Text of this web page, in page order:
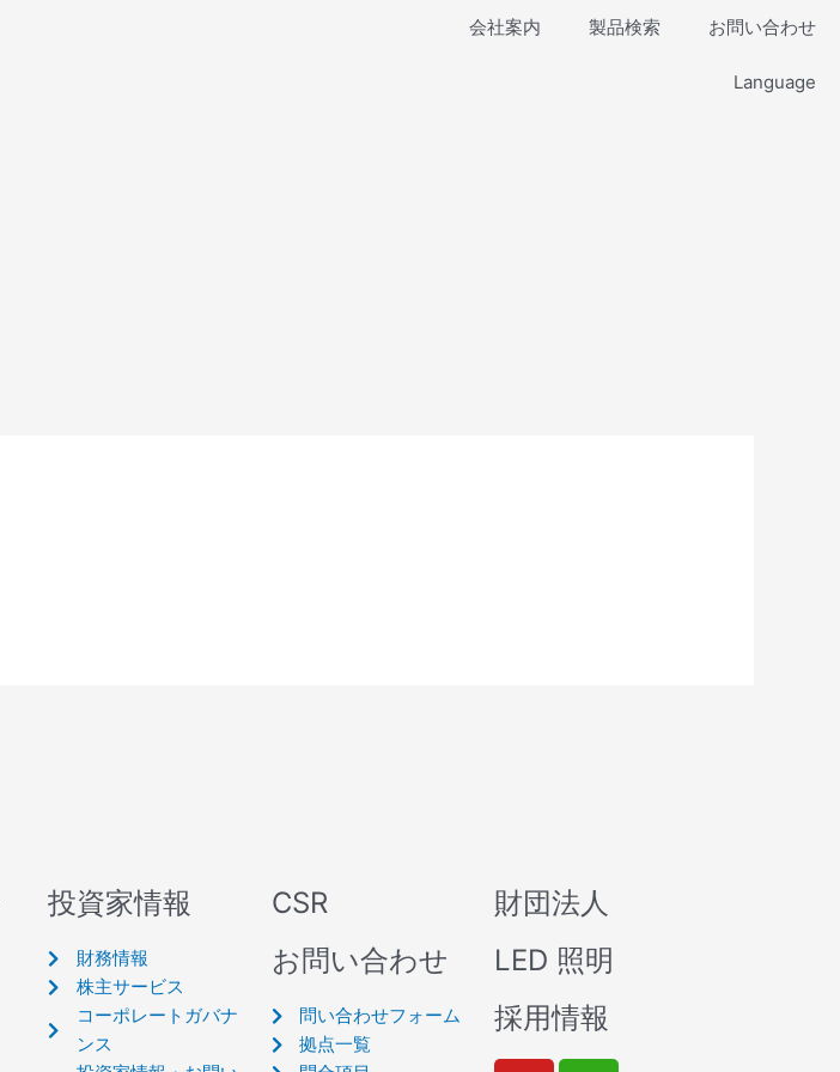
会社案内 製品検索 お問い合わせ
Language
投資家情報
財務情報
株主サービス
コーポレートガバナ
ンス
CSR
お問い合わせ
問い合わせフォーム
拠点一覧
財団法人
LED 照明
採用情報